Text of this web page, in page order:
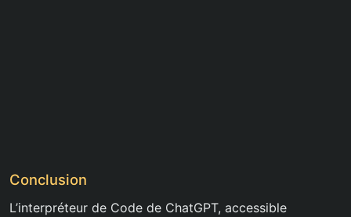
Conclusion
L’interpréteur de Code de ChatGPT, accessible